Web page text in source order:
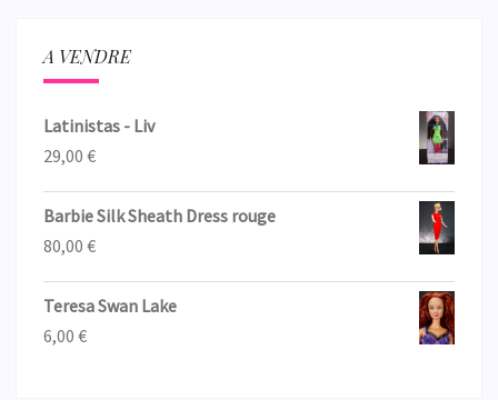
A VENDRE
Latinistas - Liv
29,00 €
Barbie Silk Sheath Dress rouge
80,00 €
Teresa Swan Lake
6,00 €